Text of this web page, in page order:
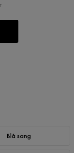
Blå säng